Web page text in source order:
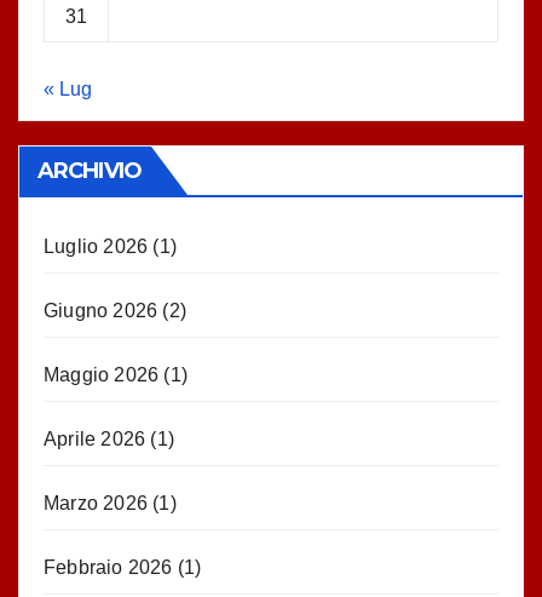
31
« Lug
ARCHIVIO
Luglio 2026 (1)
Giugno 2026 (2)
Maggio 2026 (1)
Aprile 2026 (1)
Marzo 2026 (1)
Febbraio 2026 (1)